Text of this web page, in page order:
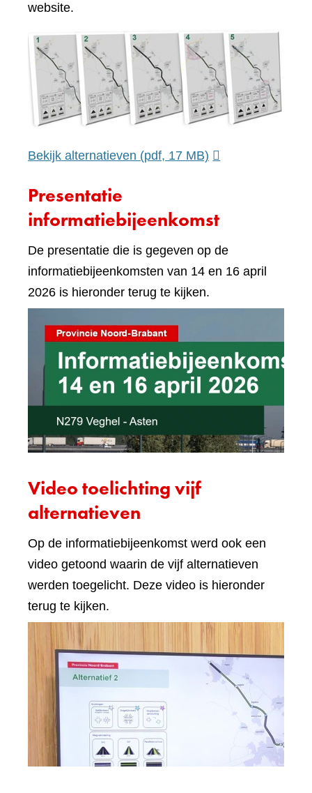
website.
Bekijk alternatieven (pdf, 17 MB)
Presentatie
informatiebijeenkomst
De presentatie die is gegeven op de
informatiebijeenkomsten van 14 en 16 april
2026 is hieronder terug te kijken.
Video toelichting vijf
alternatieven
Op de informatiebijeenkomst werd ook een
video getoond waarin de vijf alternatieven
werden toegelicht. Deze video is hieronder
terug te kijken.